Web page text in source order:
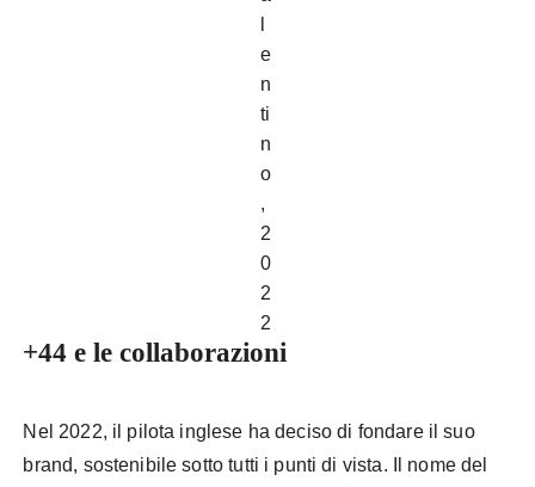
e
n
ti
n
o
,
2
0
2
2
+44 e le collaborazioni
Nel 2022, il pilota inglese ha deciso di fondare il suo
brand, sostenibile sotto tutti i punti di vista. Il nome del